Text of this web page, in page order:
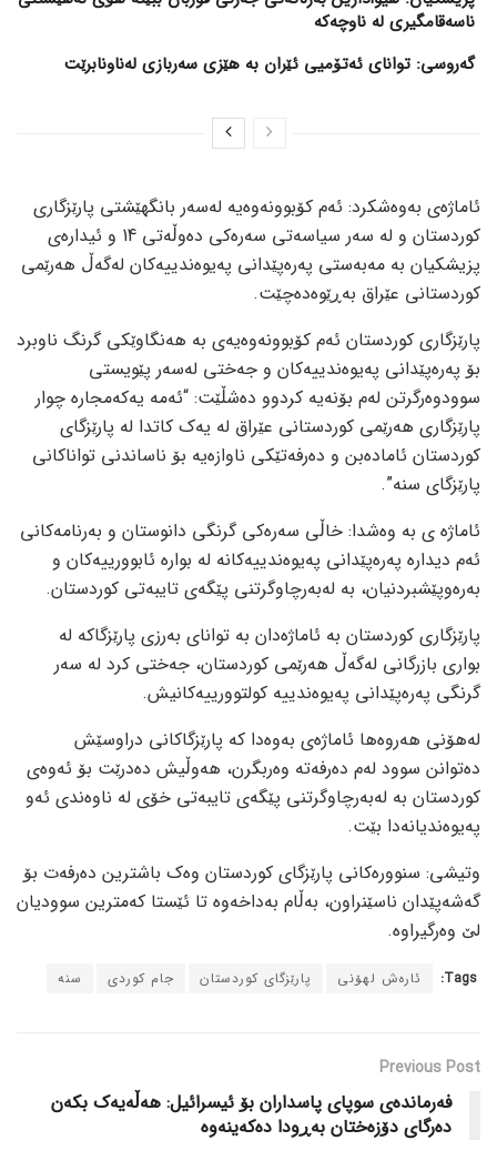
ناسەقامگیری لە ناوچەکە
گەروسی: توانای ئەتۆمیی ئێران بە هێزی سەربازی لەناونابرێت
ئاماژەی بەوەشکرد: ئەم کۆبوونەوەیە لەسەر بانگهێشتی پارێزگاری
کوردستان و لە سەر سیاسەتی سەرەکی دەوڵەتی 14 و ئیدارەی
پزیشکیان بە مەبەستی پەرەپێدانی پەیوەندییەکان لەگەڵ هەرێمی
کوردستانی عێراق بەڕێوەدەچێت.
پارێزگاری کوردستان ئەم کۆبوونەوەیەی بە هەنگاوێکی گرنگ ناوبرد
بۆ پەرەپێدانی پەیوەندییەکان و جەختی لەسەر پێویستی
سوودوەرگرتن لەم بۆنەیە کردوو دەشڵێت: “ئەمە یەکەمجارە چوار
پارێزگاری هەرێمی کوردستانی عێراق لە یەک کاتدا لە پارێزگای
کوردستان ئامادەبن و دەرفەتێکی ناوازەیە بۆ ناساندنی تواناکانی
پارێزگای سنە”.
ئاماژه ی به وەشدا: خاڵی سەرەکی گرنگی دانوستان و بەرنامەکانی
ئەم دیدارە پەرەپێدانی پەیوەندییەکانە لە بوارە ئابوورییەکان و
بەرەوپێشبردنیان، بە لەبەرچاوگرتنی پێگەی تایبەتی کوردستان.
پارێزگاری کوردستان بە ئاماژەدان بە توانای بەرزی پارێزگاکە لە
بواری بازرگانی لەگەڵ هەرێمی کوردستان، جەختی کرد لە سەر
گرنگی پەرەپێدانی پەیوەندییە کولتوورییەکانیش.
لەهۆنی هەروەها ئاماژەی بەوەدا کە پارێزگاکانی دراوسێش
دەتوانن سوود لەم دەرفەتە وەربگرن، هەوڵیش دەدرێت بۆ ئەوەی
کوردستان بە لەبەرچاوگرتنی پێگەی تایبەتی خۆی لە ناوەندی ئەو
پەیوەندیانەدا بێت.
وتیشی: سنوورەکانی پارێزگای کوردستان وەک باشترین دەرفەت بۆ
گەشەپێدان ناسێنراون، بەڵام بەداخەوە تا ئێستا کەمترین سوودیان
لێ وەرگیراوە.
Tags: ئارەش لهۆنی پارێزگای کوردستان جام کوردی سنە
Previous Post
فەرماندەی سوپای پاسداران بۆ ئیسرائیل: هەڵەیەک بکەن
دەرگای دۆزەختان بەڕودا دەکەینەوە